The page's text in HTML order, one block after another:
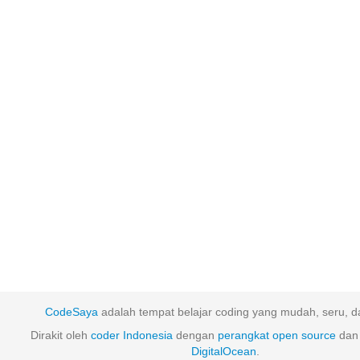
CodeSaya adalah tempat belajar coding yang mudah, seru,
Dirakit oleh coder Indonesia dengan perangkat open source
DigitalOcean